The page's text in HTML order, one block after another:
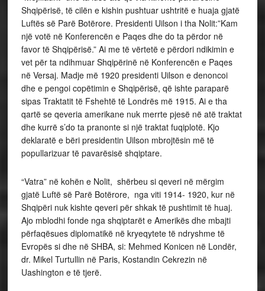
Shqipërisë, të cilën e kishin pushtuar ushtritë e huaja gjatë
Luftës së Parë Botërore. Presidenti Uilson i tha Nolit:”Kam
një votë në Konferencën e Paqes dhe do ta përdor në
favor të Shqipërisë.” Ai me të vërtetë e përdori ndikimin e
vet për ta ndihmuar Shqipërinë në Konferencën e Paqes
në Versaj. Madje më 1920 presidenti Uilson e denoncoi
dhe e pengoi copëtimin e Shqipërisë, që ishte paraparë
sipas Traktatit të Fshehtë të Londrës më 1915. Ai e tha
qartë se qeveria amerikane nuk merrte pjesë në atë traktat
dhe kurrë s’do ta pranonte si një traktat fuqiplotë. Kjo
deklaratë e bëri presidentin Uilson mbrojtësin më të
popullarizuar të pavarësisë shqiptare.
“Vatra” në kohën e Nolit, shërbeu si qeveri në mërgim
gjatë Luftë së Parë Botërore, nga viti 1914- 1920, kur në
Shqipëri nuk kishte qeveri për shkak të pushtimit të huaj.
Ajo mblodhi fonde nga shqiptarët e Amerikës dhe mbajti
përfaqësues diplomatikë në kryeqytete të ndryshme të
Evropës si dhe në SHBA, si: Mehmed Konicen në Londër,
dr. Mikel Turtullin në Paris, Kostandin Cekrezin në
Uashington e të tjerë.